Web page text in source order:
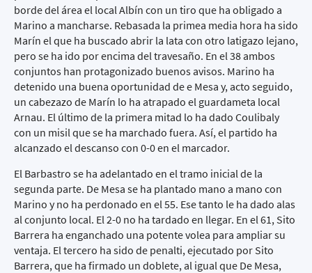
borde del área el local Albín con un tiro que ha obligado a
Marino a mancharse. Rebasada la primea media hora ha sido
Marín el que ha buscado abrir la lata con otro latigazo lejano,
pero se ha ido por encima del travesaño. En el 38 ambos
conjuntos han protagonizado buenos avisos. Marino ha
detenido una buena oportunidad de e Mesa y, acto seguido,
un cabezazo de Marín lo ha atrapado el guardameta local
Arnau. El último de la primera mitad lo ha dado Coulibaly
con un misil que se ha marchado fuera. Así, el partido ha
alcanzado el descanso con 0-0 en el marcador.
El Barbastro se ha adelantado en el tramo inicial de la
segunda parte. De Mesa se ha plantado mano a mano con
Marino y no ha perdonado en el 55. Ese tanto le ha dado alas
al conjunto local. El 2-0 no ha tardado en llegar. En el 61, Sito
Barrera ha enganchado una potente volea para ampliar su
ventaja. El tercero ha sido de penalti, ejecutado por Sito
Barrera, que ha firmado un doblete, al igual que De Mesa,